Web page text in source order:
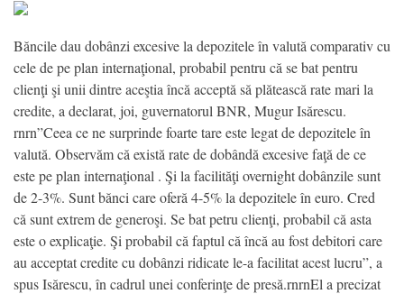
Băncile dau dobânzi excesive la depozitele în valută comparativ cu
cele de pe plan internaţional, probabil pentru că se bat pentru
clienţi şi unii dintre aceştia încă acceptă să plătească rate mari la
credite, a declarat, joi, guvernatorul BNR, Mugur Isărescu.
rnrn”Ceea ce ne surprinde foarte tare este legat de depozitele în
valută. Observăm că există rate de dobândă excesive faţă de ce
este pe plan internaţional . Şi la facilităţi overnight dobânzile sunt
de 2-3%. Sunt bănci care oferă 4-5% la depozitele în euro. Cred
că sunt extrem de generoşi. Se bat petru clienţi, probabil că asta
este o explicaţie. Şi probabil că faptul că încă au fost debitori care
au acceptat credite cu dobânzi ridicate le-a facilitat acest lucru”, a
spus Isărescu, în cadrul unei conferinţe de presă.rnrnEl a precizat